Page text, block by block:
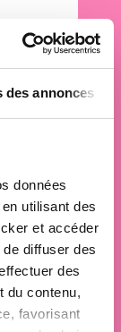
des annonces
données
utilisant des
et accéder
diffuser des
des
du contenu,
favorisant